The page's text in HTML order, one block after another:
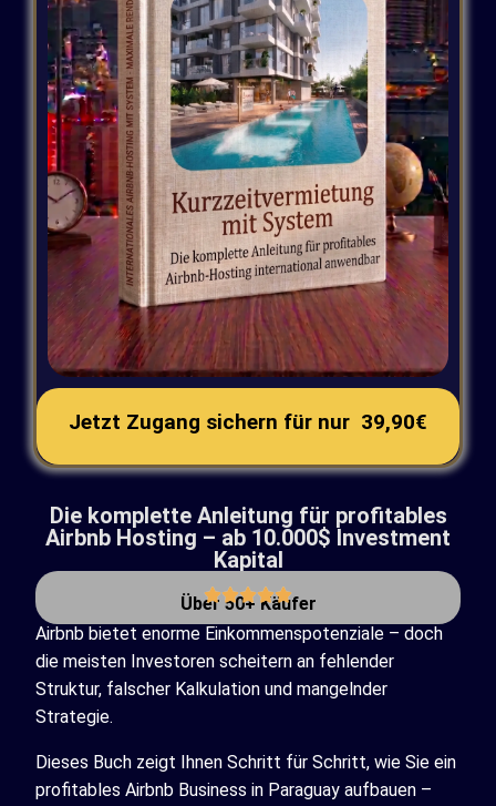
Jetzt Zugang sichern für nur 39,90€
Die komplette Anleitung für profitables
Airbnb Hosting – ab 10.000$ Investment
Kapital
Über 50+ Käufer
Airbnb bietet enorme Einkommenspotenziale – doch
die meisten Investoren scheitern an fehlender
Struktur, falscher Kalkulation und mangelnder
Strategie.
Dieses Buch zeigt Ihnen Schritt für Schritt, wie Sie ein
profitables Airbnb Business in Paraguay aufbauen –